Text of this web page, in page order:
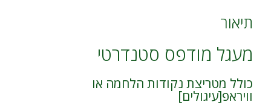
2X8
סמ
תיאור
מעגל מודפס סטנדרטי
כולל מטריצת נקודות הלחמה או
וויראפ[עיגולים]